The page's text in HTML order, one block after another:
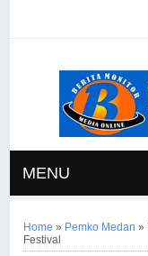
MENU
Home » Pemko Medan »
Festival